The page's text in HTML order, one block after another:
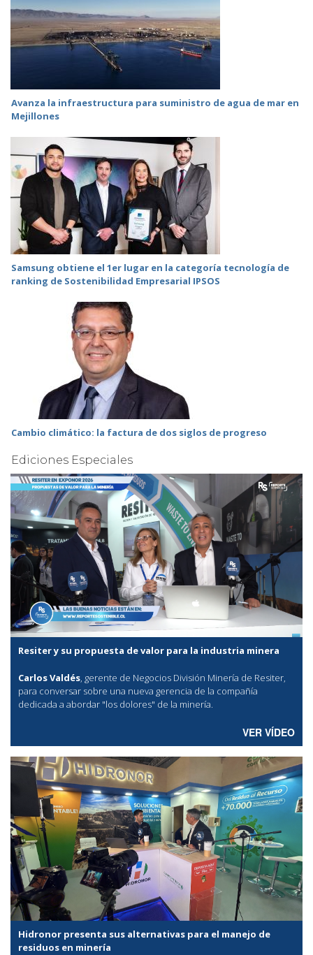
Avanza la infraestructura para suministro de agua de mar en
Mejillones
Samsung obtiene el 1er lugar en la categoría tecnología de
ranking de Sostenibilidad Empresarial IPSOS
Cambio climático: la factura de dos siglos de progreso
Ediciones Especiales
Resiter y su propuesta de valor para la industria minera
Carlos Valdés, gerente de Negocios División Minería de Resiter,
para conversar sobre una nueva gerencia de la compañía
dedicada a abordar "los dolores" de la minería.
VER VÍDEO
Hidronor presenta sus alternativas para el manejo de
residuos en minería